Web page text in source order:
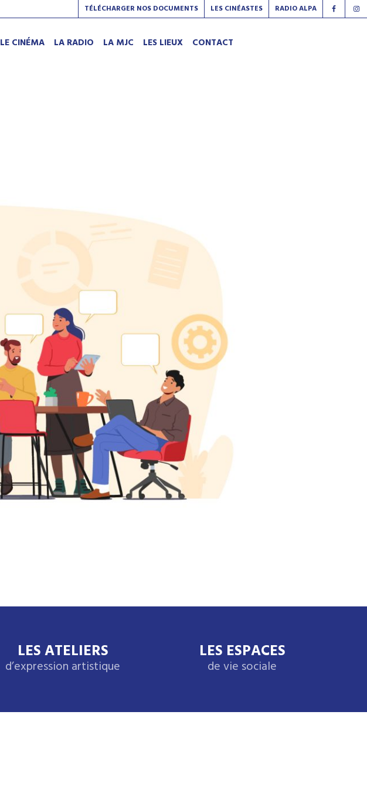
TÉLÉCHARGER NOS DOCUMENTS LES CINÉASTES RADIO ALPA
LE CINÉMA LA RADIO LA MJC LES LIEUX CONTACT
LES ATELIERS
d’expression artistique
LES ESPACES
de vie sociale